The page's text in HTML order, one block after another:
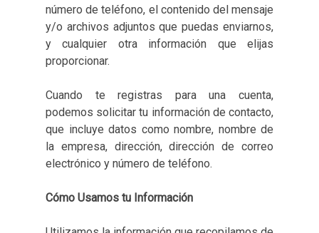
número de teléfono, el contenido del mensaje
y/o archivos adjuntos que puedas enviarnos,
y cualquier otra información que elijas
proporcionar.
Cuando te registras para una cuenta,
podemos solicitar tu información de contacto,
que incluye datos como nombre, nombre de
la empresa, dirección, dirección de correo
electrónico y número de teléfono.
Cómo Usamos tu Información